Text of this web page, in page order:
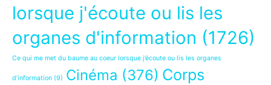
lorsque j'écoute ou lis les
organes d'information (1726)
Ce qui me met du baume au coeur lorsque j’écoute ou lis les organes
d’information (9) Cinéma (376) Corps